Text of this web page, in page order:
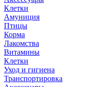
Клетки
Амуниция
Птицы
Корма
Лакомства
Витамины
Клетки
Уход и гигиена
Транспортировка